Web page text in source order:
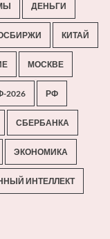
ДЕНЬГИ
КИТАЙ
МОСКВЕ
2026 РФ
СБЕРБАНКА
ЭКОНОМИКА
ИНТЕЛЛЕКТ